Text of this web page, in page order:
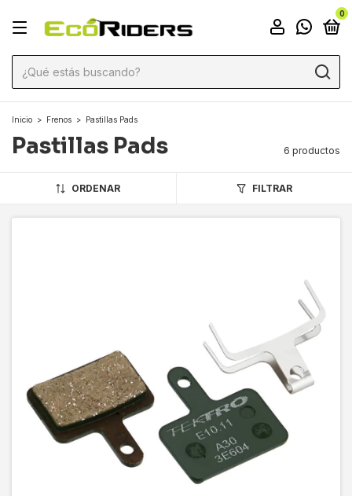
0
Inicio > Frenos > Pastillas Pads
Pastillas Pads 6 productos
ORDENAR FILTRAR